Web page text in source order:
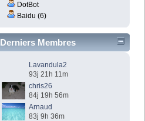
DotBot
Baidu (6)
Derniers Membres
Lavandula2
93j 21h 11m
chris26
84j 19h 56m
Arnaud
83j 9h 36m